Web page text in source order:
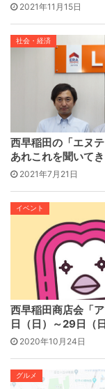
2021年11月15日
社会・経済
西早稲田の「エヌ
あれこれを聞いてき
2021年7月21日
イベント
西早稲田商店会「
日（日）～29日（
2020年10月24日
グルメ